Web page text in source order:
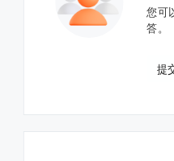
您可
答。
提